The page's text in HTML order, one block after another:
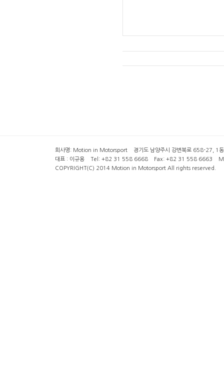
회사명: Motion in Motorsport 경기도 남양주시 강변북로 658-27,
대표 : 이규용 Tel: +82 31 558 6668 Fax: +82 31 558 6663
COPYRIGHT(C) 2014 Motion in Motorsport All rights reserved.